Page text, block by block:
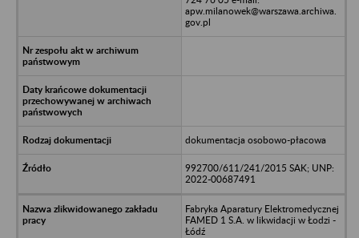
apw.milanowek@warszawa.archiwa.
gov.pl
dokumentacja osobowo-płacowa
992700/611/241/2015 SAK; UNP:
2022-00687491
Fabryka Aparatury Elektromedycznej
FAMED 1 S.A. w likwidacji w Łodzi -
Łódź